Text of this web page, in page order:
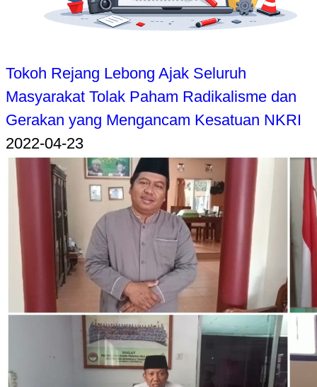
Tokoh Rejang Lebong Ajak Seluruh
Masyarakat Tolak Paham Radikalisme dan
Gerakan yang Mengancam Kesatuan NKRI
2022-04-23